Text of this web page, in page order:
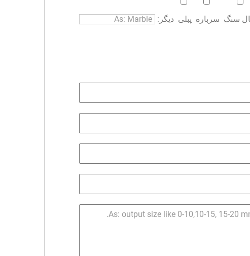
سنگ سرباره پبلی دیگر: